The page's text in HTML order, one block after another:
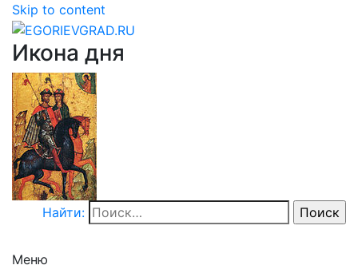
Skip to content
Икона дня
Найти:
Меню